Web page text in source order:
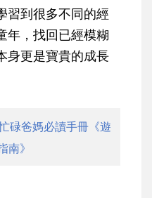
習到很多不同的經
年，找回已經模糊
身更是寶貴的成長
碌爸媽必讀手冊《遊
南》